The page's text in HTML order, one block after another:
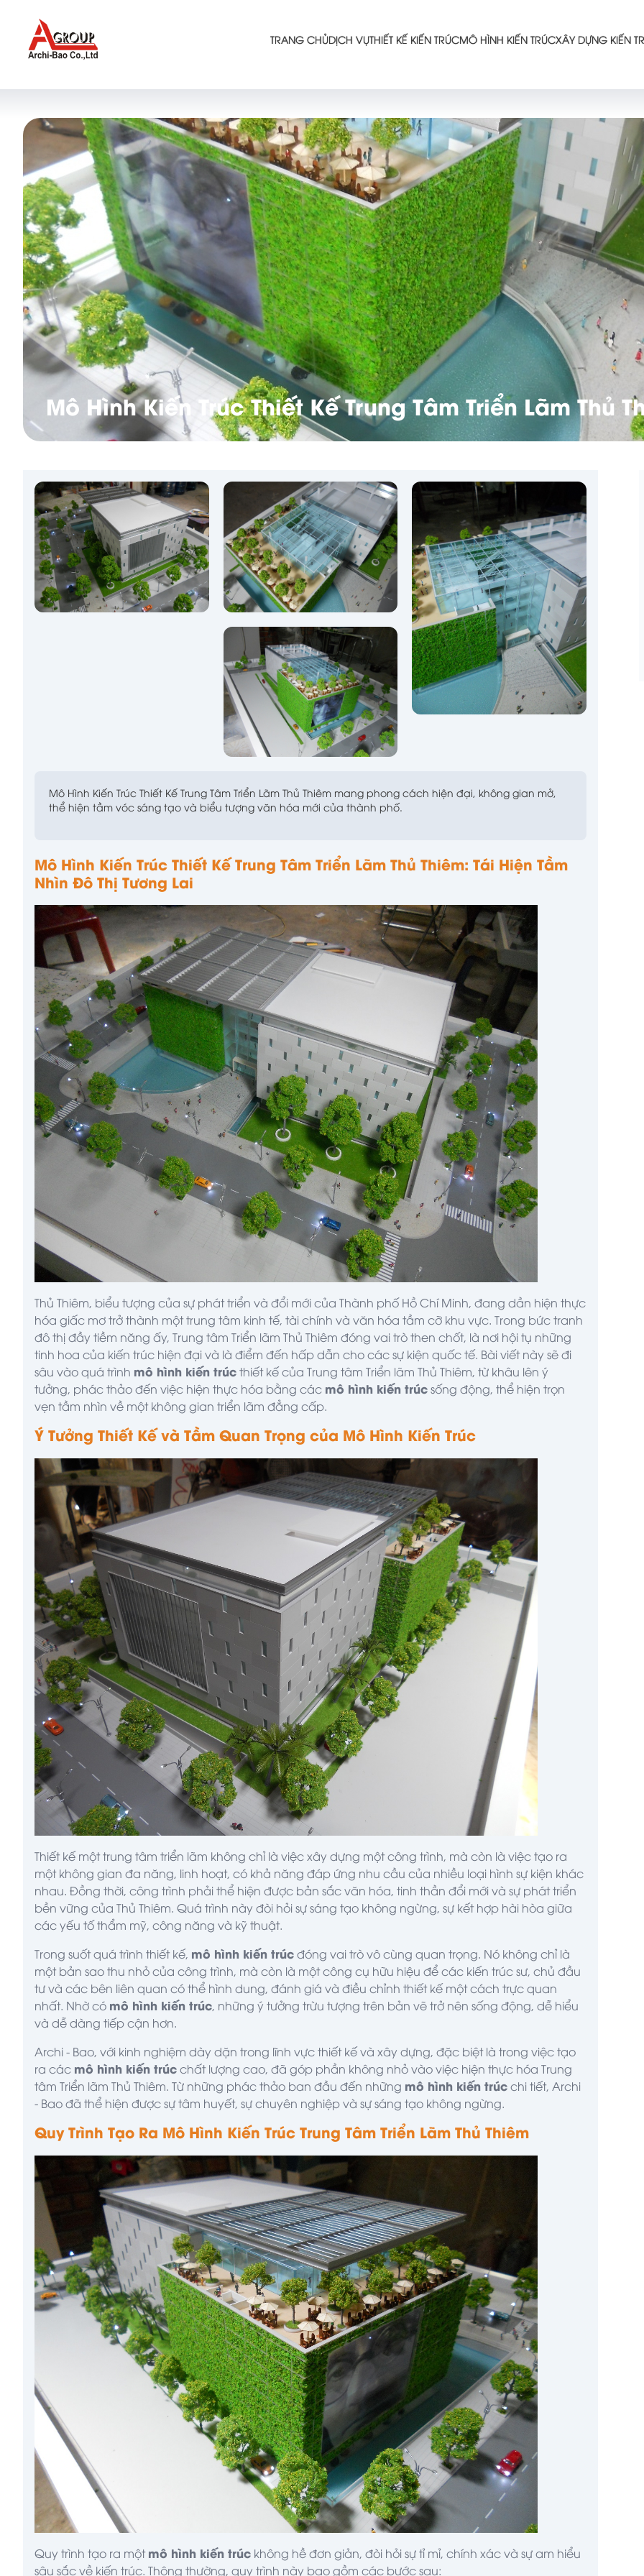
TRANG CHỦDỊCH VỤTHIẾT KẾ KIẾN TRÚCMÔ HÌNH KIẾN TRÚCXÂY DỰNG KIẾN
Mô Hình Kiến Trúc Thiết Kế Trung Tâm Triển Lãm Thủ
Mô Hình Kiến Trúc Thiết Kế Trung Tâm Triển Lãm Thủ Thiêm mang phong cách hiện đại, không gian mở,
thể hiện tầm vóc sáng tạo và biểu tượng văn hóa mới của thành phố.
Mô Hình Kiến Trúc Thiết Kế Trung Tâm Triển Lãm Thủ Thiêm: Tái Hiện Tầm
Nhìn Đô Thị Tương Lai
Thủ Thiêm, biểu tượng của sự phát triển và đổi mới của Thành phố Hồ Chí Minh, đang dần hiện thực
hóa giấc mơ trở thành một trung tâm kinh tế, tài chính và văn hóa tầm cỡ khu vực. Trong bức tranh
đô thị đầy tiềm năng ấy, Trung tâm Triển lãm Thủ Thiêm đóng vai trò then chốt, là nơi hội tụ những
tinh hoa của kiến trúc hiện đại và là điểm đến hấp dẫn cho các sự kiện quốc tế. Bài viết này sẽ đi
sâu vào quá trình mô hình kiến trúcthiết kế của Trung tâm Triển lãm Thủ Thiêm, từ khâu lên ý
tưởng, phác thảo đến việc hiện thực hóa bằng các mô hình kiến trúcsống động, thể hiện trọn
vẹn tầm nhìn về một không gian triển lãm đẳng cấp.
Ý Tưởng Thiết Kế và Tầm Quan Trọng của Mô Hình Kiến Trúc
Thiết kế một trung tâm triển lãm không chỉ là việc xây dựng một công trình, mà còn là việc tạo ra
một không gian đa năng, linh hoạt, có khả năng đáp ứng nhu cầu của nhiều loại hình sự kiện khác
nhau. Đồng thời, công trình phải thể hiện được bản sắc văn hóa, tinh thần đổi mới và sự phát triển
bền vững của Thủ Thiêm. Quá trình này đòi hỏi sự sáng tạo không ngừng, sự kết hợp hài hòa giữa
các yếu tố thẩm mỹ, công năng và kỹ thuật.
Trong suốt quá trình thiết kế, mô hình kiến trúcđóng vai trò vô cùng quan trọng. Nó không chỉ là
một bản sao thu nhỏ của công trình, mà còn là một công cụ hữu hiệu để các kiến trúc sư, chủ đầu
tư và các bên liên quan có thể hình dung, đánh giá và điều chỉnh thiết kế một cách trực quan
nhất. Nhờ có mô hình kiến trúc, những ý tưởng trừu tượng trên bản vẽ trở nên sống động, dễ hiểu
và dễ dàng tiếp cận hơn.
Archi - Bao, với kinh nghiệm dày dặn trong lĩnh vực thiết kế và xây dựng, đặc biệt là trong việc tạo
ra các mô hình kiến trúcchất lượng cao, đã góp phần không nhỏ vào việc hiện thực hóa Trung
tâm Triển lãm Thủ Thiêm. Từ những phác thảo ban đầu đến những mô hình kiến trúcchi tiết, Archi
- Baođã thể hiện được sự tâm huyết, sự chuyên nghiệp và sự sáng tạo không ngừng.
Quy Trình Tạo Ra Mô Hình Kiến Trúc Trung Tâm Triển Lãm Thủ Thiêm
Quy trình tạo ra mộtmô hình kiến trúc không hề đơn giản, đòi hỏi sự tỉ mỉ, chính xác và sự am hiểu
sâu sắc về kiến trúc. Thông thường, quy trình này bao gồm các bước sau: